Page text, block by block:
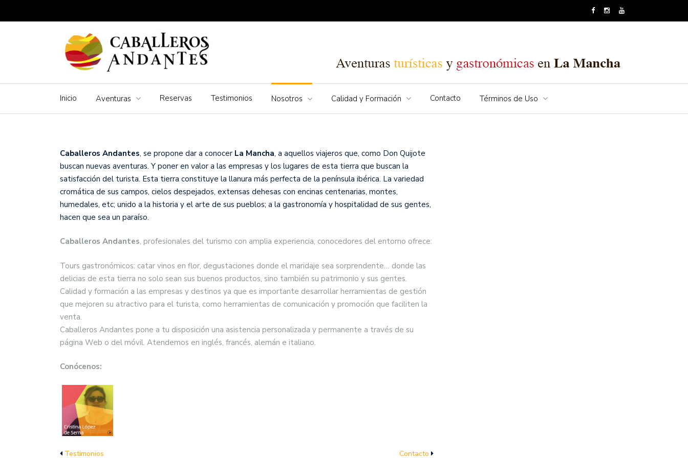
Inicio Aventuras Reservas Testimonios Nosotros Calidad y Formación Contacto Términos de Uso
Caballeros Andantes, se propone dar a conocer La Mancha, a aquellos viajeros que, como Don Quijote
buscan nuevas aventuras. Y poner en valor a las empresas y los lugares de esta tierra que buscan la
satisfacción del turista. Esta tierra constituye la llanura más perfecta de la península ibérica. La variedad
cromática de sus campos, cielos despejados, extensas dehesas con encinas centenarias, montes,
humedales, etc; unido a la historia y el arte de sus pueblos; a la gastronomía y hospitalidad de sus gentes,
hacen que sea un paraíso.
Caballeros Andantes, profesionales del turismo con amplia experiencia, conocedores del entorno ofrece:
Tours gastronómicos: catar vinos en flor, degustaciones donde el maridaje sea sorprendente… donde las
delicias de esta tierra no solo sean sus buenos productos, sino también su patrimonio y sus gentes.
Calidad y formación a las empresas y destinos ya que es importante desarrollar herramientas de gestión
que mejoren su atractivo para el turista, como herramientas de comunicación y promoción que faciliten la
venta.
Caballeros Andantes pone a tu disposición una asistencia personalizada y permanente a través de su
página Web o del móvil. Atendemos en inglés, francés, alemán e italiano.
Conócenos:
Testimonios Contacto